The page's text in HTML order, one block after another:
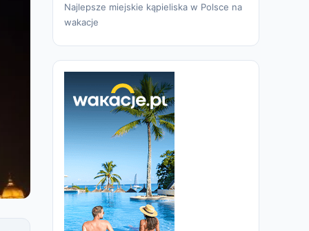
Najlepsze miejskie kąpieliska w Polsce na
wakacje